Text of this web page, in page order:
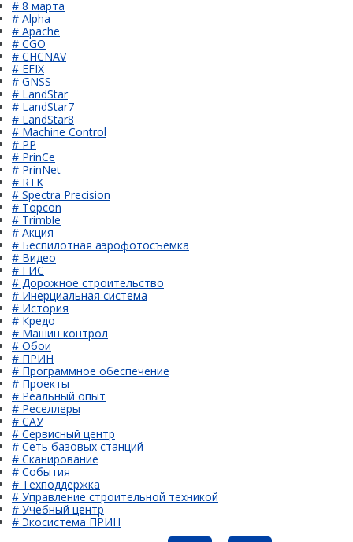
# 8 марта
# Alpha
# Apache
# CGO
# CHCNAV
# EFIX
# GNSS
# LandStar
# LandStar7
# LandStar8
# Machine Control
# PP
# PrinCe
# PrinNet
# RTK
# Spectra Precision
# Topcon
# Trimble
# Акция
# Беспилотная аэрофотосъемка
# Видео
# ГИС
# Дорожное строительство
# Инерциальная система
# История
# Кредо
# Машин контрол
# Обои
# ПРИН
# Программное обеспечение
# Проекты
# Реальный опыт
# Реселлеры
# САУ
# Сервисный центр
# Сеть базовых станций
# Сканирование
# События
# Техподдержка
# Управление строительной техникой
# Учебный центр
# Экосистема ПРИН